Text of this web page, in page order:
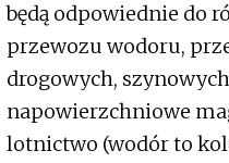
będą odpowiednie do
przewozu wodoru,
drogowych,
napowierzchniowe
lotnictwo (wodór to